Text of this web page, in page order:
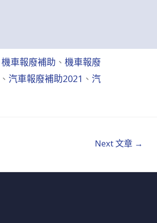
機車報廢補助 、 機車報廢
、 汽車報廢補助2021 、 汽
Next 文章 →